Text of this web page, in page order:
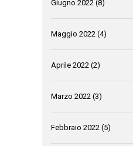
Giugno 2022 (8)
Maggio 2022 (4)
Aprile 2022 (2)
Marzo 2022 (3)
Febbraio 2022 (5)